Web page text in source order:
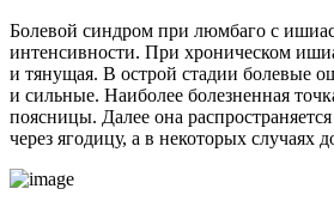
Болевой синдром при люмбаго с
интенсивности. При хроническом
и тянущая. В острой стадии болевые
и сильные. Наиболее болезненная
поясницы. Далее она
через ягодицу, а в некоторых случаях